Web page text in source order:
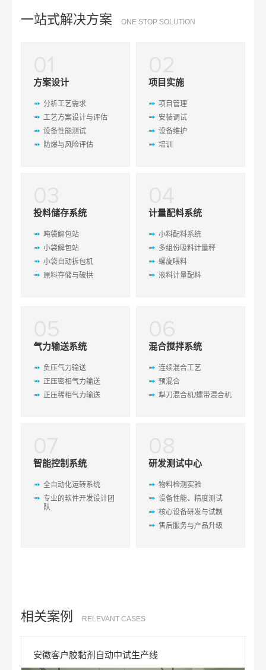
一站式解决方案 ONE STOP SOLUTION
方案设计
分析工艺需求
工艺方案设计与评估
设备性能测试
防爆与风险评估
项目实施
项目管理
安装调试
设备维护
培训
投料储存系统
吨袋解包站
小袋解包站
小袋自动拆包机
原料存储与破拱
计量配料系统
小料配料系统
多组份吸料计量秤
螺旋喂料
液料计量配料
气力输送系统
负压气力输送
正压密相气力输送
正压稀相气力输送
混合搅拌系统
连续混合工艺
预混合
犁刀混合机/螺带混合机
智能控制系统
全自动化运转系统
专业的软件开发设计团
队
研发测试中心
物料检测实验
设备性能、精度测试
核心设备研发与试制
售后服务与产品升级
相关案例 RELEVANT CASES
安徽客户胶黏剂自动中试生产线